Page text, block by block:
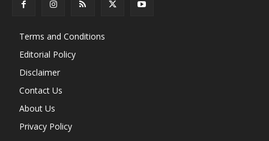
Terms and Conditions
Editorial Policy
Disclaimer
Contact Us
About Us
Privacy Policy